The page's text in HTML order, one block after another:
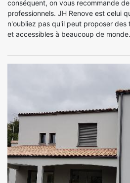
conséquent, on vous recommande
professionnels. JH Renove est celui
n'oubliez pas qu'il peut proposer des
et accessibles à beaucoup de monde.